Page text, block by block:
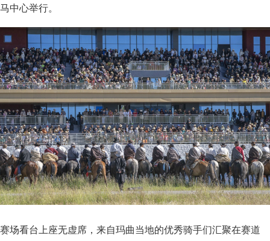
马中心举行。
赛场看台上座无虚席，来自玛曲当地的优秀骑手们汇聚在赛道